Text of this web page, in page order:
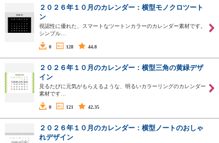
２０２６年１０月のカレンダー：横型モノクロツート
ン
視認性に優れた、スマートなツートンカラーのカレンダー素材です。
シンプル…
0 128 44.8
２０２６年１０月のカレンダー：横型三角の黄緑デザ
イン
見るたびに元気がもらえるような、明るいカラーリングのカレンダー
素材です…
0 121 42.35
２０２６年１０月のカレンダー：横型ノートのおしゃ
れデザイン